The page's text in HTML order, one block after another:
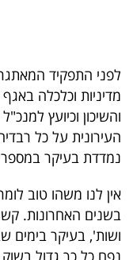
הכלכלי
פודקאסט
40
40
לפני התפקיד
מדיניות וכלכלה
והשיכון וכיועץ
העירונית על כל
נמדדת בעיקר
אין לנו משהו טוב
בשנים האחרונות.
ושות', בעיקר בימים
נפח כל כך גדול